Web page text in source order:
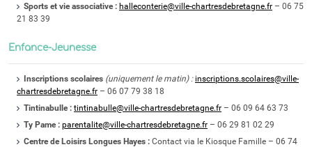
Sports et vie associative : halleconterie@ville-chartresdebretagne.fr – 06 75
21 83 39
Enfance-Jeunesse
Inscriptions scolaires (uniquement le matin) : inscriptions.scolaires@ville-
chartresdebretagne.fr – 06 07 79 38 18
Tintinabulle : tintinabulle@ville-chartresdebretagne.fr – 06 09 64 63 73
Ty Pame : parentalite@ville-chartresdebretagne.fr – 06 29 81 02 29
Centre de Loisirs Longues Hayes : Contact via le Kiosque Famille – 06 74